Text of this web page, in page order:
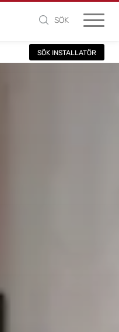
SÖK
SÖK INSTALLATÖR